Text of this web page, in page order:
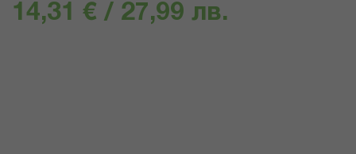
14,31 € / 27,99 лв.